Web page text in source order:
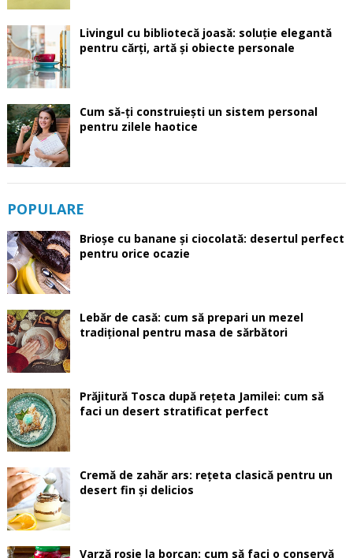
Livingul cu bibliotecă joasă: soluție elegantă
pentru cărți, artă și obiecte personale
Cum să-ți construiești un sistem personal
pentru zilele haotice
POPULARE
Brioșe cu banane și ciocolată: desertul perfect
pentru orice ocazie
Lebăr de casă: cum să prepari un mezel
tradițional pentru masa de sărbători
Prăjitură Tosca după rețeta Jamilei: cum să
faci un desert stratificat perfect
Cremă de zahăr ars: rețeta clasică pentru un
desert fin și delicios
Varză roșie la borcan: cum să faci o conservă